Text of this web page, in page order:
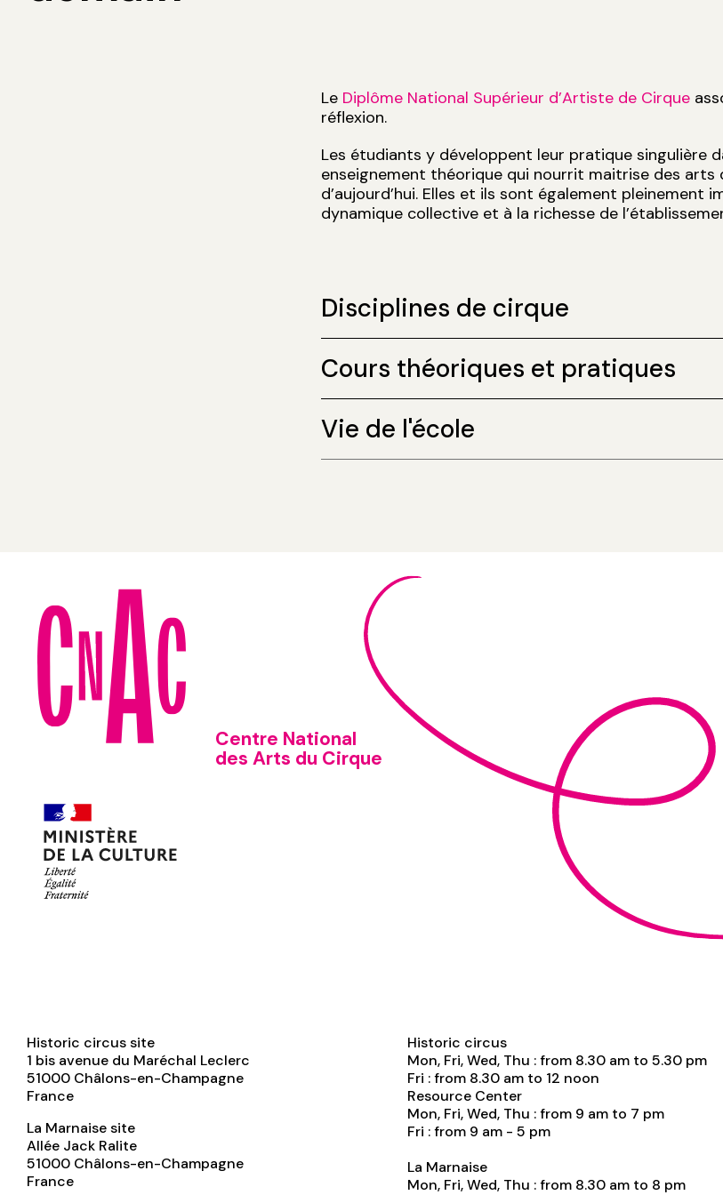
Le Diplôme National Supérieur d’Artiste de Cirque
réflexion.
Les étudiants y développent leur pratique singulière
enseignement théorique qui nourrit maitrise des arts
d’aujourd’hui. Elles et ils sont également pleinement
dynamique collective et à la richesse de
Disciplines de cirque
Cours théoriques et pratiques
Vie de l'école
Centre National
des Arts du Cirque
Historic circus site
1 bis avenue du Maréchal Leclerc
51000 Châlons-en-Champagne
France
La Marnaise site
Allée Jack Ralite
51000 Châlons-en-Champagne
France
Historic circus
Mon, Fri, Wed, Thu : from 8.30 am to 5.30 pm
Fri : from 8.30 am to 12 noon
Resource Center
Mon, Fri, Wed, Thu : from 9 am to 7 pm
Fri : from 9 am - 5 pm
La Marnaise
Mon, Fri, Wed, Thu : from 8.30 am to 8 pm